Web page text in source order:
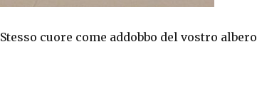
Stesso cuore come addobbo del vostro albero